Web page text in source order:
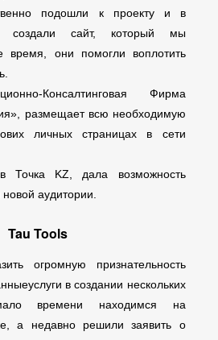
подошли к проекту и в
создали сайт, который мы
время, они помогли воплотить
Консалтинговая Фирма
размещает всю необходимую
личных страницах в сети
Точка KZ, дала возможность
новой аудитории.
Tau Tools
огромную признательность
в создании нескольких
времени находимся на
а недавно решили заявить о